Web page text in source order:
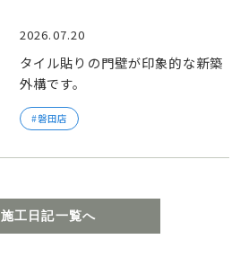
2026.07.20
タイル貼りの門壁が印象的な新築
外構です。
磐田店
施工日記一覧へ